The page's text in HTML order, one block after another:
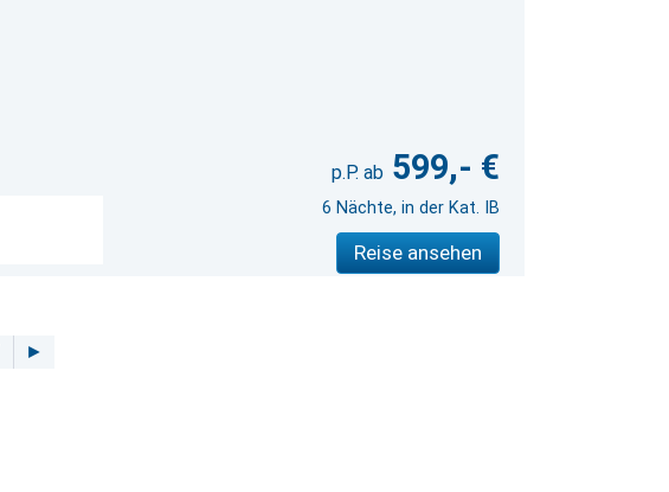
599,- €
6 Nächte, in der Kat. IB
Reise ansehen
►